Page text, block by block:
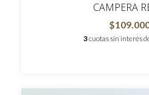
CAMPERA
3cuotas sin interés